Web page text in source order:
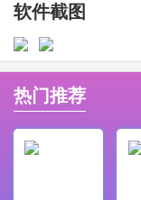
服务，让每一个用
体验。
2、是一款非常
件可以提供众多的
抱品网app安卓最
软件截图
热门推荐